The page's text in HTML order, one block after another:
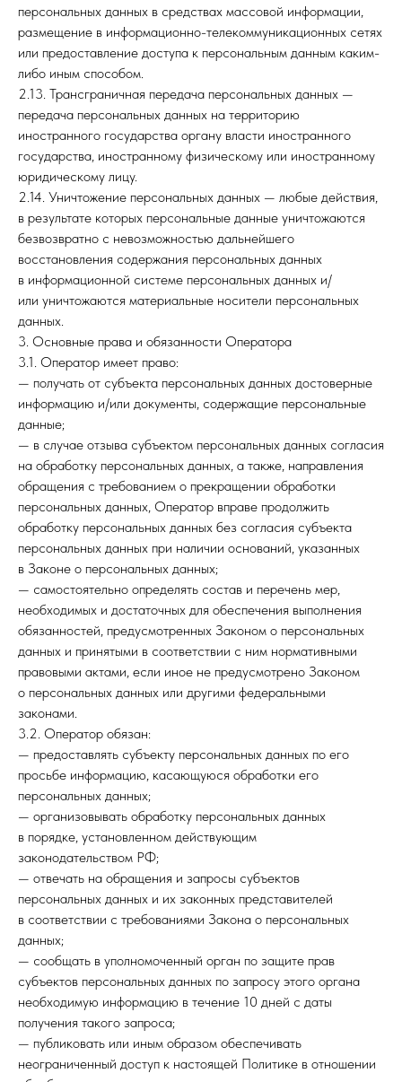
персональных данных в средствах массовой информации,
размещение в информационно-телекоммуникационных сетях
или предоставление доступа к персональным данным каким-
либо иным способом.
2.13. Трансграничная передача персональных данных —
передача персональных данных на территорию
иностранного государства органу власти иностранного
государства, иностранному физическому или иностранному
юридическому лицу.
2.14. Уничтожение персональных данных — любые действия,
в результате которых персональные данные уничтожаются
безвозвратно с невозможностью дальнейшего
восстановления содержания персональных данных
в информационной системе персональных данных и/
или уничтожаются материальные носители персональных
данных.
3. Основные права и обязанности Оператора
3.1. Оператор имеет право:
— получать от субъекта персональных данных достоверные
информацию и/или документы, содержащие персональные
данные;
— в случае отзыва субъектом персональных данных согласия
на обработку персональных данных, а также, направления
обращения с требованием о прекращении обработки
персональных данных, Оператор вправе продолжить
обработку персональных данных без согласия субъекта
персональных данных при наличии оснований, указанных
в Законе о персональных данных;
— самостоятельно определять состав и перечень мер,
необходимых и достаточных для обеспечения выполнения
обязанностей, предусмотренных Законом о персональных
данных и принятыми в соответствии с ним нормативными
правовыми актами, если иное не предусмотрено Законом
о персональных данных или другими федеральными
законами.
3.2. Оператор обязан:
— предоставлять субъекту персональных данных по его
просьбе информацию, касающуюся обработки его
персональных данных;
— организовывать обработку персональных данных
в порядке, установленном действующим
законодательством РФ;
— отвечать на обращения и запросы субъектов
персональных данных и их законных представителей
в соответствии с требованиями Закона о персональных
данных;
— сообщать в уполномоченный орган по защите прав
субъектов персональных данных по запросу этого органа
необходимую информацию в течение 10 дней с даты
получения такого запроса;
— публиковать или иным образом обеспечивать
неограниченный доступ к настоящей Политике в отношении